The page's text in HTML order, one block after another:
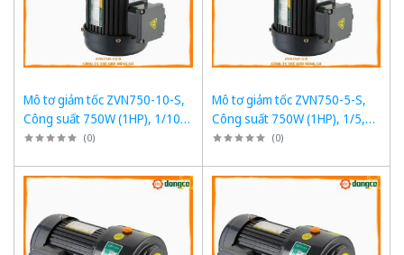
Mô tơ giảm tốc ZVN750-10-S,
Công suất 750W (1HP), 1/10,
Chân đế
(0)
Mô tơ giảm tốc ZVN750-5-S,
Công suất 750W (1HP), 1/5,
Chân đế
(0)